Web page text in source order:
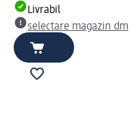
Livrabil
selectare magazin dm